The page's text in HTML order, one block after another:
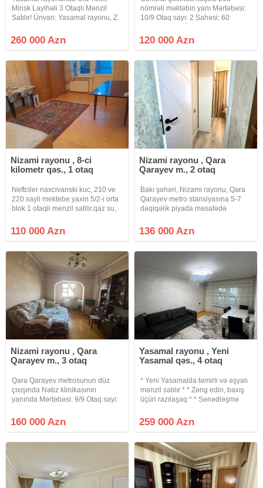
Minsk Layihəli 3 Otaqlı Mənzil
Satılır! Ünvan: Yasamal rayonu, Z.
Qadın Məsləhətxanasının binası
Şəhərin ən rahat və əlverişli
260 000 Azn
nömrəli məktəbin yanı Mərtəbəsi:
10/9 Otaq sayı: 2 Sahəsi: 60
girişdə Mənzilin hər iki tərəfə
Eyvanı ( balkon) var Sənəd Çıxarış
120 000 Azn
Nizami rayonu , 8-ci
kilometr qəs., 1 otaq
Neftciler naxcivanski kuc, 210 ve
220 sayli mektebe yaxin 5/2-i orta
blok 1 otaqli menzil satilir.qaz su,
merkezidir.qeydiyyatda hec kes
yoxdur.0fis 1%
110 000 Azn
Nizami rayonu , Qara
Qarayev m., 2 otaq
Bakı şəhəri, Nizami rayonu, Qara
Qarayev metro stansiyasına 5-7
dəqiqəlik piyada məsafədə
layihəli binanın 4-cü mərtəbəsində
1 otaqdan 2 otağa ideal şəkildə
136 000 Azn
Nizami rayonu , Qara
Qarayev m., 3 otaq
Qara Qarayev metrosunun düz
çıxışında Nəbz klinikasının
yanında Mərtəbəsi: 9/9 Otaq sayı:
LENİNQRAD Mənzildə qaz, su,
işıq daimi, istilik sistemi mərkəzidir.
160 000 Azn
Yasamal rayonu , Yeni
Yasamal qəs., 4 otaq
* Yeni Yasamalda təmirli və əşyalı
mənzil satılır * * Zəng edin, baxış
üçün razılaşaq * * Sənədləşmə
şəkildə aparılır * * Binanın tipi :
köhnə tikili * Otaq Sayı : 4 otaqlı *
259 000 Azn